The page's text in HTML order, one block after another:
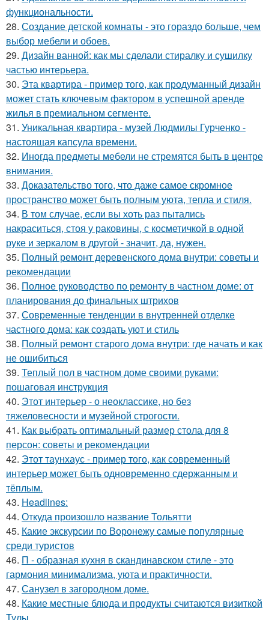
функциональности.
28. Создание детской комнаты - это гораздо больше, чем
выбор мебели и обоев.
29. Дизайн ванной: как мы сделали стиралку и сушилку
частью интерьера.
30. Эта квартира - пример того, как продуманный дизайн
может стать ключевым фактором в успешной аренде
жилья в премиальном сегменте.
31. Уникальная квартира - музей Людмилы Гурченко -
настоящая капсула времени.
32. Иногда предметы мебели не стремятся быть в центре
внимания.
33. Доказательство того, что даже самое скромное
пространство может быть полным уюта, тепла и стиля.
34. В том случае, если вы хоть раз пытались
накраситься, стоя у раковины, с косметичкой в одной
руке и зеркалом в другой - значит, да, нужен.
35. Полный ремонт деревенского дома внутри: советы и
рекомендации
36. Полное руководство по ремонту в частном доме: от
планирования до финальных штрихов
37. Современные тенденции в внутренней отделке
частного дома: как создать уют и стиль
38. Полный ремонт старого дома внутри: где начать и как
не ошибиться
39. Теплый пол в частном доме своими руками:
пошаговая инструкция
40. Этот интерьер - о неоклассике, но без
тяжеловесности и музейной строгости.
41. Как выбрать оптимальный размер стола для 8
персон: советы и рекомендации
42. Этот таунхаус - пример того, как современный
интерьер может быть одновременно сдержанным и
тёплым.
43. Headlines:
44. Откуда произошло название Тольятти
45. Какие экскурсии по Воронежу самые популярные
среди туристов
46. П - образная кухня в скандинавском стиле - это
гармония минимализма, уюта и практичности.
47. Санузел в загородном доме.
48. Какие местные блюда и продукты считаются визиткой
Тулы